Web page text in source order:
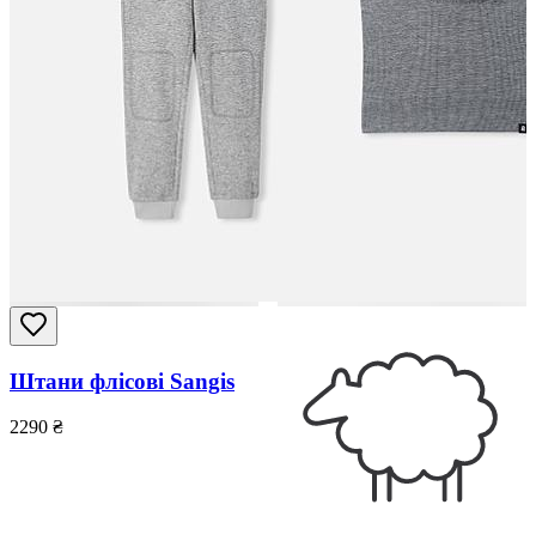
Штани флісові Sangis
2290 ₴